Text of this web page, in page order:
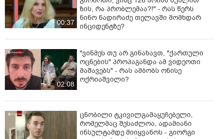
00:37
ზის, რა პრობლემაა?!" - რას წერს
ნინო ნადირაძე თელავში მომხდარ
ინციდენტზე?
02:08
"ვინმეს თუ არ გინახავთ, "ქართული
ოცნების" პროპაგანდა ამ ვიდეოთი
მაშავებს" - რას ამბობს ონისე
ოქრიაშვილი?
ცნობილი ტკივილგამაყუჩებელი,
რომელმაც შესაძლოა, ადამიანი
ინსულტამდე მიიყვანოს - გიორგი